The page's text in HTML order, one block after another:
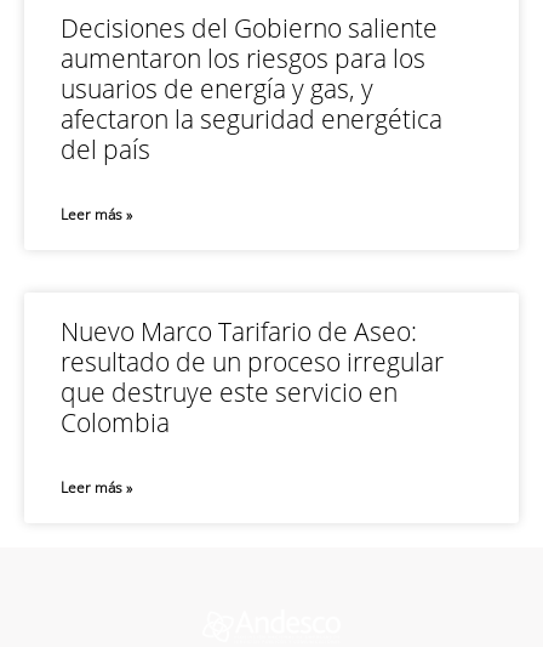
Decisiones del Gobierno saliente
aumentaron los riesgos para los
usuarios de energía y gas, y
afectaron la seguridad energética
del país
Leer más »
Nuevo Marco Tarifario de Aseo:
resultado de un proceso irregular
que destruye este servicio en
Colombia
Leer más »